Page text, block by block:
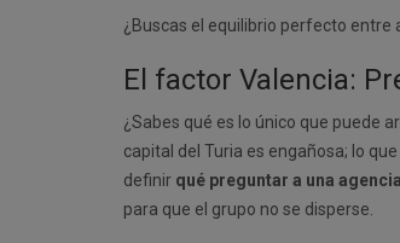
¿Buscas el equilibrio perfecto entre
El factor Valencia:
¿Sabes qué es lo único que puede
capital del Turia es engañosa; lo
definir qué preguntar a una
para que el grupo no se disperse.